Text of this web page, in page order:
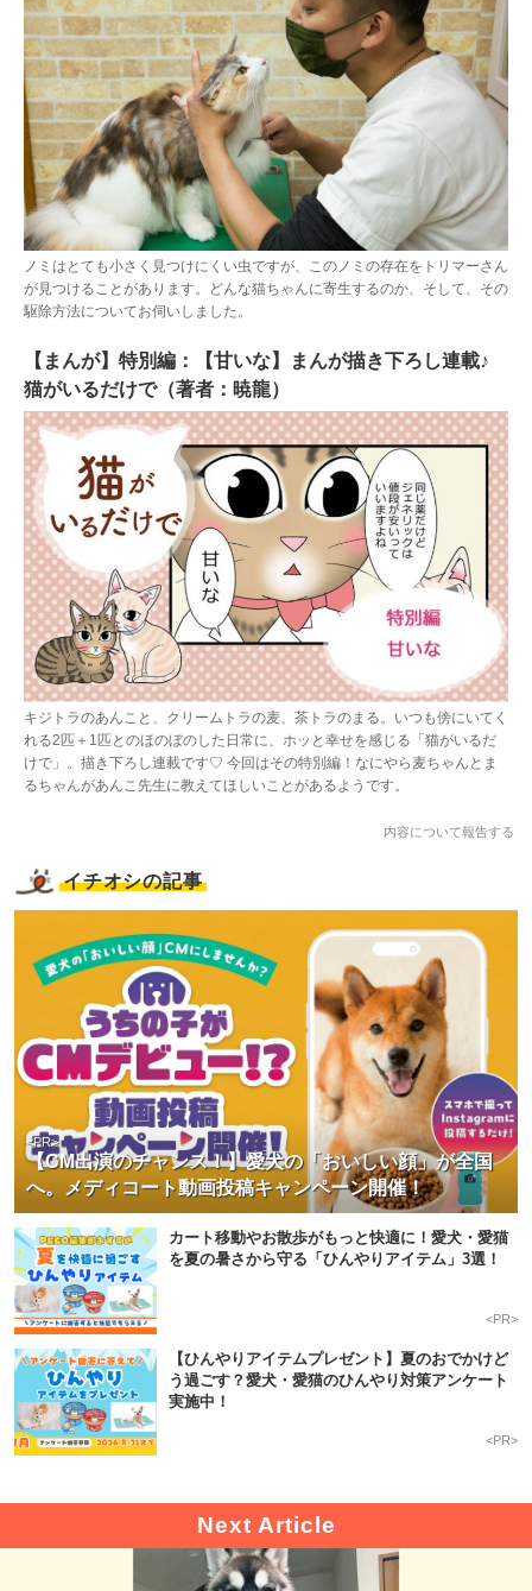
ノミはとても小さく見つけにくい虫ですが、このノミの存在をトリマーさん
が見つけることがあります。どんな猫ちゃんに寄生するのか、そして、その
駆除方法についてお伺いしました。
【まんが】特別編：【甘いな】まんが描き下ろし連載♪
猫がいるだけで（著者：暁龍）
キジトラのあんこと、クリームトラの麦、茶トラのまる。いつも傍にいてく
れる2匹＋1匹とのほのぼのした日常に、ホッと幸せを感じる「猫がいるだ
けで」。描き下ろし連載です♡ 今回はその特別編！なにやら麦ちゃんとま
るちゃんがあんこ先生に教えてほしいことがあるようです。
内容について報告する
イチオシの記事
【CM出演のチャンス！】愛犬の「おいしい顔」が全国
へ。メディコート動画投稿キャンペーン開催！
<PR>
カート移動やお散歩がもっと快適に！愛犬・愛猫
を夏の暑さから守る「ひんやりアイテム」3選！
<PR>
【ひんやりアイテムプレゼント】夏のおでかけど
う過ごす？愛犬・愛猫のひんやり対策アンケート
実施中！
<PR>